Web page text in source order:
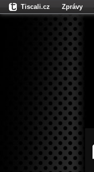
Tiscali.cz Zprávy
Fights.cz